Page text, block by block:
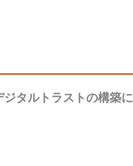
ジタルトラストの構築